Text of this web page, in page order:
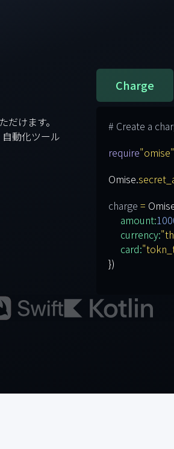
けます。
動化ツール
Charge
# Create a
require"omise"
Omise.
charge =
amount:
currency:
card:
})